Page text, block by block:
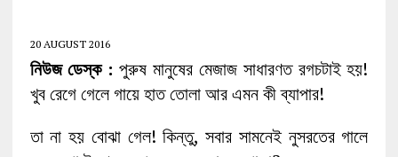
20 AUGUST 2016
নিউজ ডেস্ক : পুরুষ মানুষের মেজাজ সাধারণত রগচটাই হয়!
খুব রেগে গেলে গায়ে হাত তোলা আর এমন কী ব্যাপার!
তা না হয় বোঝা গেল! কিন্তু, সবার সামনেই নুসরতের গালে